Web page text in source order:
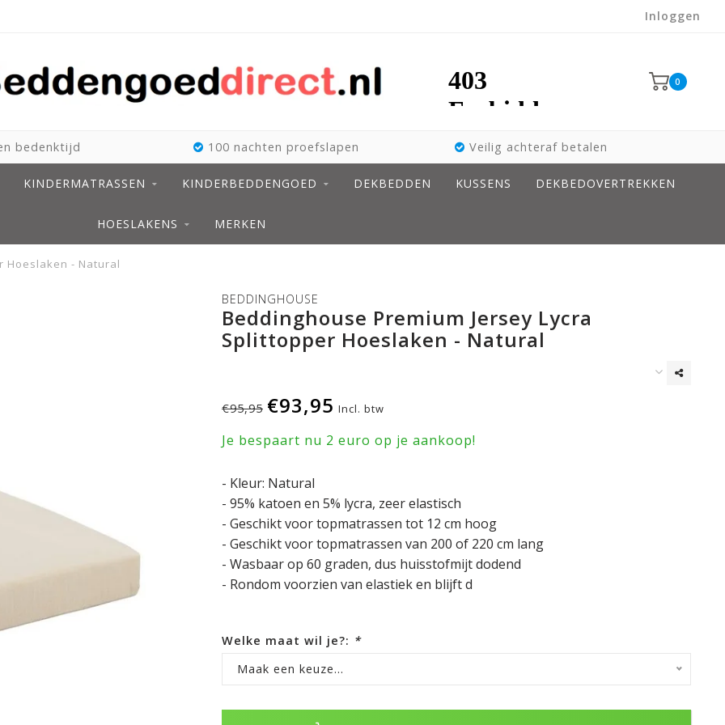
Inloggen
0
bedenktijd 100 nachten proefslapen Veilig achteraf betalen
KINDERMATRASSEN KINDERBEDDENGOED DEKBEDDEN KUSSENS DEKBEDOVERTREKKEN
HOESLAKENS MERKEN
Hoeslaken - Natural
BEDDINGHOUSE
Beddinghouse Premium Jersey Lycra
Splittopper Hoeslaken - Natural
€95,95 €93,95 Incl. btw
Je bespaart nu 2 euro op je aankoop!
- Kleur: Natural
- 95% katoen en 5% lycra, zeer elastisch
- Geschikt voor topmatrassen tot 12 cm hoog
- Geschikt voor topmatrassen van 200 of 220 cm lang
- Wasbaar op 60 graden, dus huisstofmijt dodend
- Rondom voorzien van elastiek en blijft d
Welke maat wil je?: *
Maak een keuze...